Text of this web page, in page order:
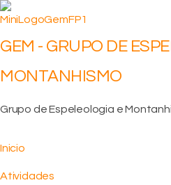
GEM - GRUPO DE
MONTANHISMO
Grupo de Espeleologia e
Inicio
Atividades